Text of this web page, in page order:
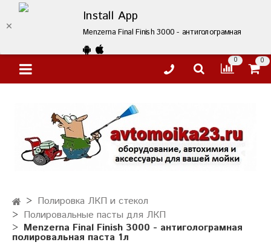
Install App
Menzerna Final Finish 3000 - антиголограмная
0 0
Полировка ЛКП и стекол
Полировальные пасты для ЛКП
Menzerna Final Finish 3000 - антиголограмная
полировальная паста 1л